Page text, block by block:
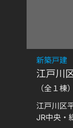
新築戸建
江戸川
（全１棟）
江戸川区
JR中央・